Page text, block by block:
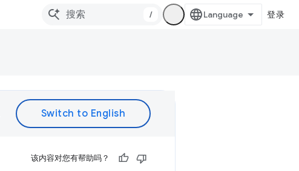
/ 登录
该内容对您有帮助吗？